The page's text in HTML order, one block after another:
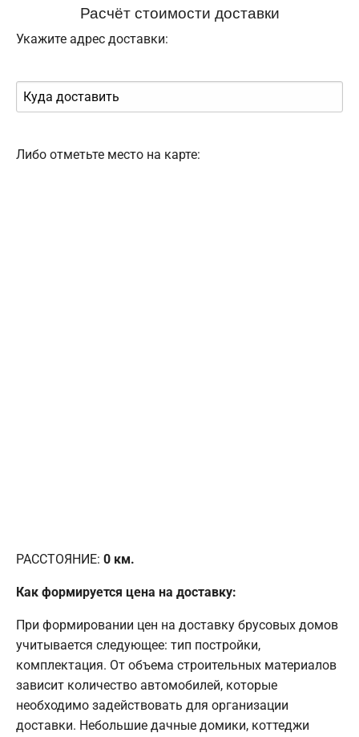
Расчёт стоимости доставки
Укажите адрес доставки:
Либо отметьте место на карте:
РАССТОЯНИЕ: 0 км.
Как формируется цена на доставку:
При формировании цен на доставку брусовых домов
учитывается следующее: тип постройки,
комплектация. От объема строительных материалов
зависит количество автомобилей, которые
необходимо задействовать для организации
доставки. Небольшие дачные домики, коттеджи